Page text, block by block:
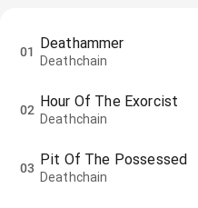
01 Deathammer
Deathchain
02 Hour Of The Exorcist
Deathchain
03 Pit Of The Possessed
Deathchain